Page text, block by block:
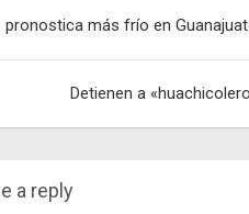
pronostica más frío en
Detienen a
a reply